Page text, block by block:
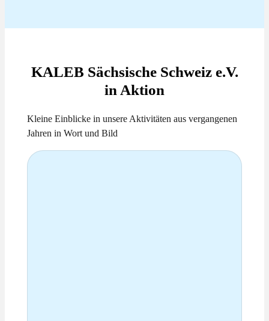
KALEB Sächsische Schweiz e.V.
in Aktion
Kleine Einblicke in unsere Aktivitäten aus vergangenen
Jahren in Wort und Bild